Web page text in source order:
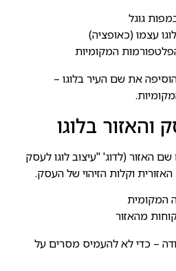
גוגל
עצמו (כאופציה)
המקומיות
את שם העיר בלוגו –
בלוגו
האזור (לדוג' "עיצוב לוגו לעסק
וקלות הזיהוי של העסק.
המקומית
מהאזור
– כדי לא להעמיס מסרים על